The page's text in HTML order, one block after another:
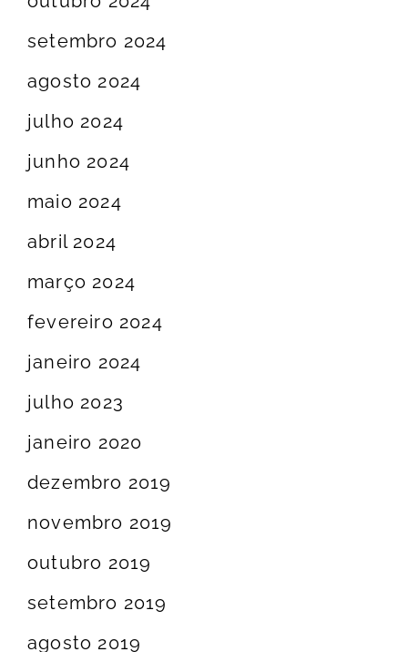
setembro 2024
agosto 2024
julho 2024
junho 2024
maio 2024
abril 2024
março 2024
fevereiro 2024
janeiro 2024
julho 2023
janeiro 2020
dezembro 2019
novembro 2019
outubro 2019
setembro 2019
agosto 2019